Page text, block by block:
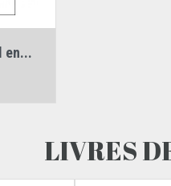
en...
LIVRES